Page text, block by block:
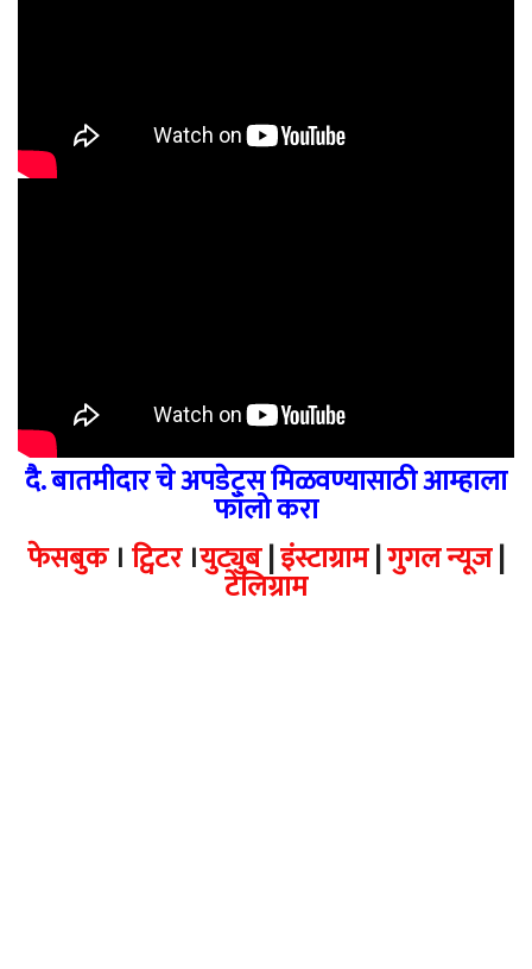
दै. बातमीदार चे अपडेट्स मिळवण्यासाठी आम्हाला
फॉलो करा
फेसबुक। ट्विटर।युट्युब|इंस्टाग्राम|गुगल न्यूज|
टेलिग्राम